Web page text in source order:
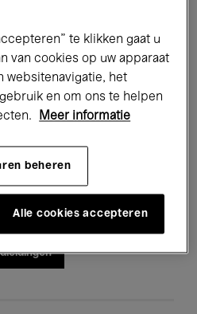
Films
Lezingen & Debatten
Global Music
Kids’ Palace
te klikken gaat u
van cookies op uw apparaat
websitenavigatie, het
en om ons te helpen
Meer informatie
beheren
Alle cookies accepteren